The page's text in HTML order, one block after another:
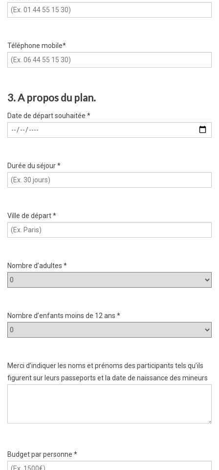
Téléphone mobile*
3. A propos du plan.
Date de départ souhaitée *
Durée du séjour *
Ville de départ *
Nombre d’adultes *
Nombre d’enfants moins de 12 ans *
Merci d’indiquer les noms et prénoms des participants tels qu’ils
figurent sur leurs passeports et la date de naissance des mineurs
Budget par personne *